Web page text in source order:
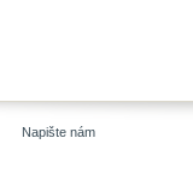
Napište nám